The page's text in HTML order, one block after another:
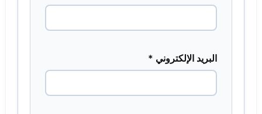
البريد الإلكتروني *